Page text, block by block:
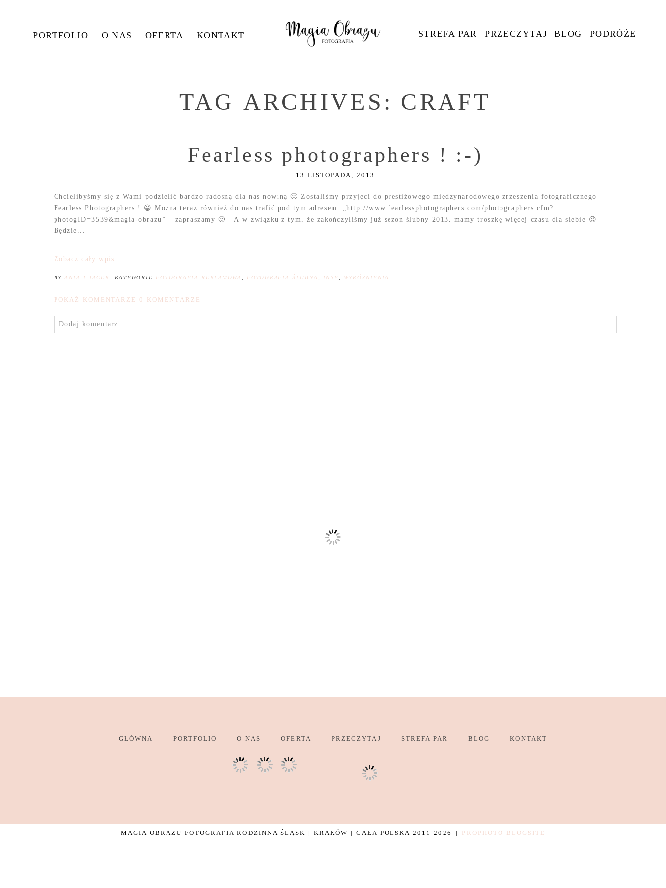
PORTFOLIO O NAS OFERTA KONTAKT STREFA PAR PRZECZYTAJ BLOG PODRÓŻE
TAG ARCHIVES: CRAFT
Fearless photographers ! :-)
13 LISTOPADA, 2013
Chcielibyśmy się z Wami podzielić bardzo radosną dla nas nowiną 🙂 Zostaliśmy przyjęci do prestiżowego międzynarodowego zrzeszenia fotograficznego
Fearless Photographers ! 😀 Można teraz również do nas trafić pod tym adresem: „http://www.fearlessphotographers.com/photographers.cfm?
photogID=3539&magia-obrazu” – zapraszamy 🙂 A w związku z tym, że zakończyliśmy już sezon ślubny 2013, mamy troszkę więcej czasu dla siebie 😉
Będzie...
Zobacz cały wpis
BYANIA I JACEK KATEGORIE: FOTOGRAFIA REKLAMOWA , FOTOGRAFIA ŚLUBNA , INNE , WYRÓŻNIENIA
POKAŻ KOMENTARZE 0 KOMENTARZE
Dodaj komentarz
GŁÓWNA PORTFOLIO O NAS OFERTA PRZECZYTAJ STREFA PAR BLOG KONTAKT
MAGIA OBRAZU FOTOGRAFIA RODZINNA ŚLĄSK | KRAKÓW | CAŁA POLSKA 2011-2026 | PROPHOTO BLOGSITE